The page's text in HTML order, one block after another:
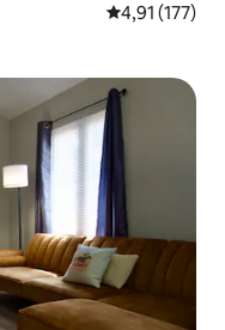
Gemiddelde
4,91 (177)